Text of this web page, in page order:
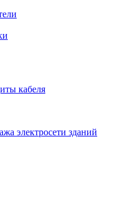
кабеля
электросети зданий